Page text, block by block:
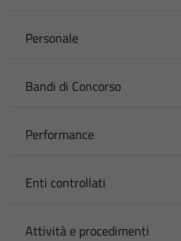
Personale
Bandi di Concorso
Performance
Enti controllati
Attività e procedimenti